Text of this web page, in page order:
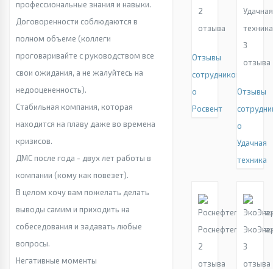
профессиональные знания и навыки.
Договоренности соблюдаются в
полном объеме (коллеги
проговаривайте с руководством все
свои ожидания, а не жалуйтесь на
недооцененность).
Стабильная компания, которая
находится на плаву даже во времена
кризисов.
ДМС после года - двух лет работы в
компании (кому как повезет).
В целом хочу вам пожелать делать
выводы самим и приходить на
собеседования и задавать любые
вопросы.
Негативные моменты
2
отзыва
Отзывы
сотрудников
о
Росвент
Удачная
техника
3
отзыва
Отзывы
о
Удачная
техника
2
отзыва
3
отзыва